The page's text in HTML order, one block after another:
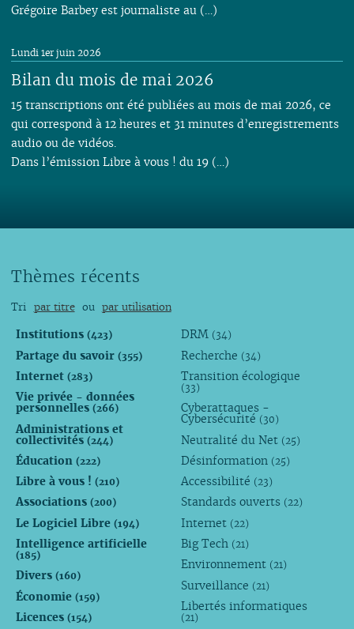
Grégoire Barbey est journaliste au (…)
Bilan du mois de mai 2026
Lundi 1er juin 2026
15 transcriptions ont été publiées au mois de mai 2026, ce
qui correspond à 12 heures et 31 minutes d’enregistrements
audio ou de vidéos.
Dans l’émission Libre à vous ! du 19 (…)
Thèmes récents
Tri par titre ou par utilisation
Institutions (423)
Partage du savoir (355)
Internet (283)
Vie privée - données
personnelles (266)
Administrations et
collectivités (244)
Éducation (222)
Libre à vous ! (210)
Associations (200)
Le Logiciel Libre (194)
Intelligence artificielle
(185)
Divers (160)
Économie (159)
Licences (154)
DRM (34)
Recherche (34)
Transition écologique
(33)
Cyberattaques -
Cybersécurité (30)
Neutralité du Net (25)
Désinformation (25)
Accessibilité (23)
Standards ouverts (22)
Internet (22)
Big Tech (21)
Environnement (21)
Surveillance (21)
Libertés informatiques
(21)